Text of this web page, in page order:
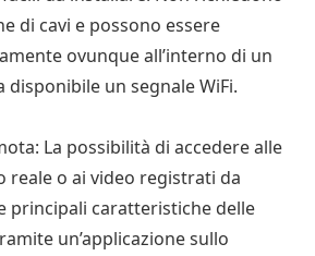
di cavi e possono essere
ovunque all’interno di un
disponibile un segnale WiFi.
La possibilità di accedere alle
reale o ai video registrati da
principali caratteristiche delle
un’applicazione sullo